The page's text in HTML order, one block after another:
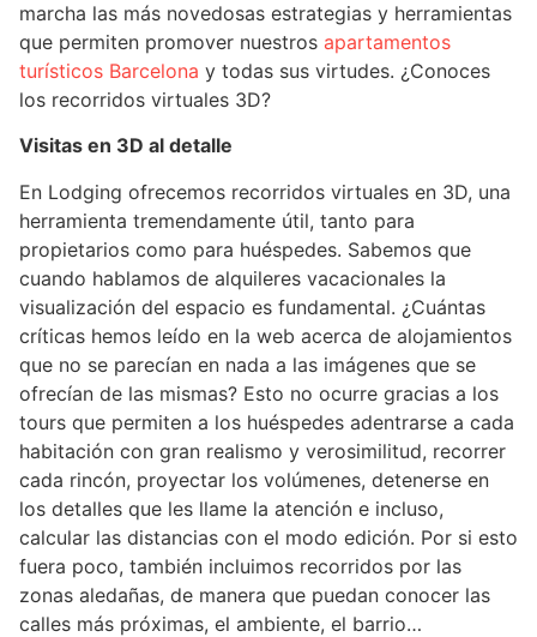
marcha las más novedosas estrategias y herramientas
que permiten promover nuestros apartamentos
turísticos Barcelona y todas sus virtudes. ¿Conoces
los recorridos virtuales 3D?
Visitas en 3D al detalle
En Lodging ofrecemos recorridos virtuales en 3D, una
herramienta tremendamente útil, tanto para
propietarios como para huéspedes. Sabemos que
cuando hablamos de alquileres vacacionales la
visualización del espacio es fundamental. ¿Cuántas
críticas hemos leído en la web acerca de alojamientos
que no se parecían en nada a las imágenes que se
ofrecían de las mismas? Esto no ocurre gracias a los
tours que permiten a los huéspedes adentrarse a cada
habitación con gran realismo y verosimilitud, recorrer
cada rincón, proyectar los volúmenes, detenerse en
los detalles que les llame la atención e incluso,
calcular las distancias con el modo edición. Por si esto
fuera poco, también incluimos recorridos por las
zonas aledañas, de manera que puedan conocer las
calles más próximas, el ambiente, el barrio…